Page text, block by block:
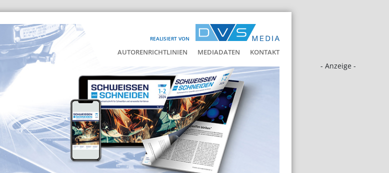
REALISIERT VON
AUTORENRICHTLINIEN MEDIADATEN KONTAKT
- Anzeige -